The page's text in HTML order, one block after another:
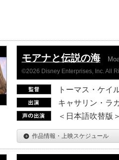
モアナと伝説の海
©2026 Disney Enterprises, Inc. All
トーマス・ケイ
キャサリン・ラ
＜日本語吹替版
作品情報・上映スケジュール